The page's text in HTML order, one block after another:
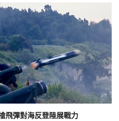
飛彈對海反登陸展戰力